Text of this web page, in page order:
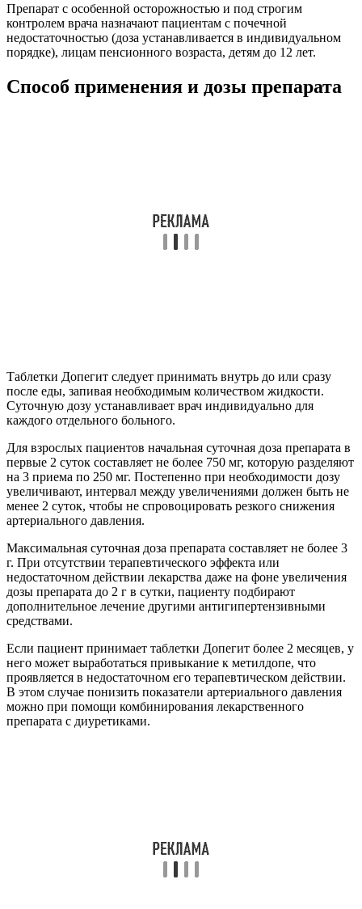
Препарат с особенной осторожностью и под строгим
контролем врача назначают пациентам с почечной
недостаточностью (доза устанавливается в индивидуальном
порядке), лицам пенсионного возраста, детям до 12 лет.
Способ применения и дозы препарата
Таблетки Допегит следует принимать внутрь до или сразу
после еды, запивая необходимым количеством жидкости.
Суточную дозу устанавливает врач индивидуально для
каждого отдельного больного.
Для взрослых пациентов начальная суточная доза препарата в
первые 2 суток составляет не более 750 мг, которую разделяют
на 3 приема по 250 мг. Постепенно при необходимости дозу
увеличивают, интервал между увеличениями должен быть не
менее 2 суток, чтобы не спровоцировать резкого снижения
артериального давления.
Максимальная суточная доза препарата составляет не более 3
г. При отсутствии терапевтического эффекта или
недостаточном действии лекарства даже на фоне увеличения
дозы препарата до 2 г в сутки, пациенту подбирают
дополнительное лечение другими антигипертензивными
средствами.
Если пациент принимает таблетки Допегит более 2 месяцев, у
него может выработаться привыкание к метилдопе, что
проявляется в недостаточном его терапевтическом действии.
В этом случае понизить показатели артериального давления
можно при помощи комбинирования лекарственного
препарата с диуретиками.